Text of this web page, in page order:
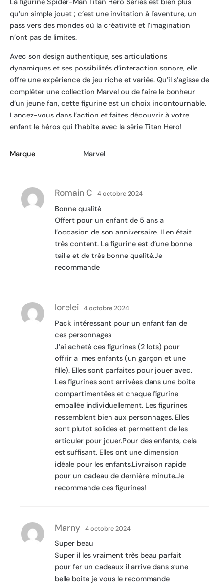
La figurine Spider-Man Titan Hero Series est bien plus
qu’un simple jouet ; c’est une invitation à l’aventure, un
pass vers des mondes où la créativité et l’imagination
n’ont pas de limites.
Avec son design authentique, ses articulations
dynamiques et ses possibilités d’interaction sonore, elle
offre une expérience de jeu riche et variée. Qu’il s’agisse de
compléter une collection Marvel ou de faire le bonheur
d’un jeune fan, cette figurine est un choix incontournable.
Lancez-vous dans l’action et faites découvrir à votre
enfant le héros qui l’habite avec la série Titan Hero!
Marque Marvel
Romain C 4 octobre 2024
Bonne qualité
Offert pour un enfant de 5 ans a
l’occasion de son anniversaire. Il en était
très content. La figurine est d’une bonne
taille et de très bonne qualité.Je
recommande
lorelei 4 octobre 2024
Pack intéressant pour un enfant fan de
ces personnages
J’ai acheté ces figurines (2 lots) pour
offrir a mes enfants (un garçon et une
fille). Elles sont parfaites pour jouer avec.
Les figurines sont arrivées dans une boite
compartimentées et chaque figurine
emballée individuellement. Les figurines
ressemblent bien aux personnages. Elles
sont plutot solides et permettent de les
articuler pour jouer.Pour des enfants, cela
est suffisant. Elles ont une dimension
idéale pour les enfants.Livraison rapide
pour un cadeau de dernière minute.Je
recommande ces figurines!
Marny 4 octobre 2024
Super beau
Super il les vraiment très beau parfait
pour fer un cadeaux il arrive dans s’une
belle boite je vous le recommande